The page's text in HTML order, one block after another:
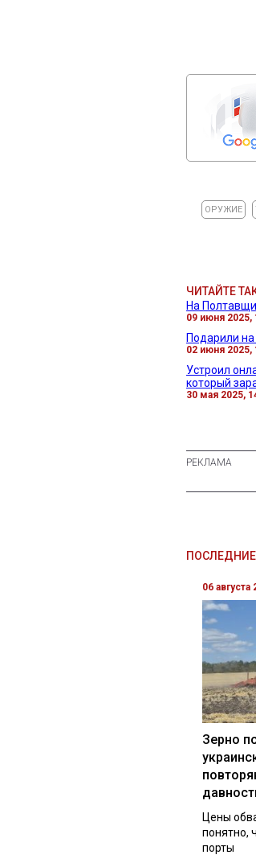
ОРУЖИЕ
ЧИТАЙТЕ
На
09 июня 2025,
Подарили на
02 июня 2025,
Устроил
который
30 мая 2025,
06 августа
Зерно
Цены
понятно,
порты